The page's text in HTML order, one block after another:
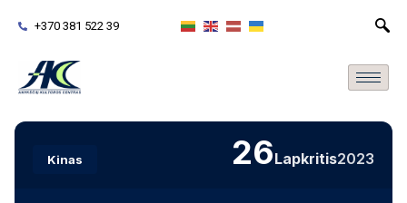
+370 381 522 39
Kinas 26Lapkritis2023